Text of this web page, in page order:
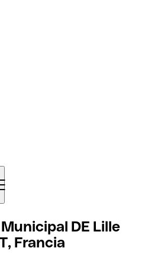
DE Lille
Francia